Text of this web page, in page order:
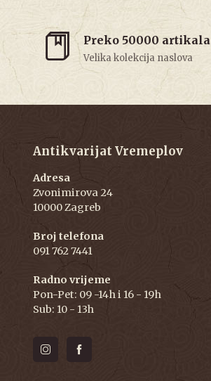
Preko 50000 artikala
Velika kolekcija naslova
Antikvarijat Vremeplov
Adresa
Zvonimirova 24
10000 Zagreb
Broj telefona
091 762 7441
Radno vrijeme
Pon-Pet: 09 -14h i 16 - 19h
Sub: 10 - 13h